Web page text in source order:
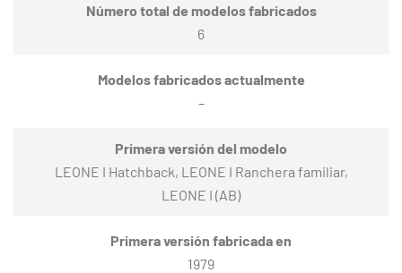
Número total de modelos fabricados
6
Modelos fabricados actualmente
–
Primera versión del modelo
LEONE I Hatchback, LEONE I Ranchera familiar,
LEONE I (AB)
Primera versión fabricada en
1979